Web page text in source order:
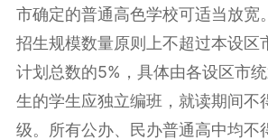
市确定的普通高色学校可适当放宽
招生规模数量原则上不超过本设区
计划总数的5%，具体由各设区市
生的学生应独立编班，就读期间不
级。所有公办、民办普通高中均不